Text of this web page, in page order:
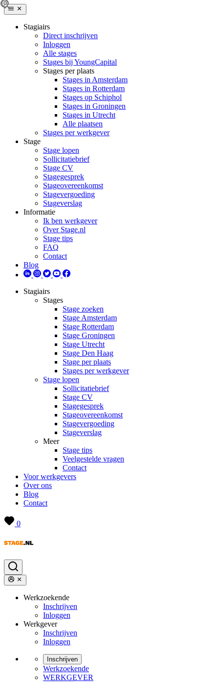
Stagiairs
Direct inschrijven
Inloggen
Alle stages
Stages bij YoungCapital
Stages per plaats
Stages in Amsterdam
Stages in Rotterdam
Stages op Schiphol
Stages in Groningen
Stages in Utrecht
Alle plaatsen
Stages per werkgever
Stage
Stage lopen
Sollicitatiebrief
Stage CV
Stagegesprek
Stageovereenkomst
Stagevergoeding
Stageverslag
Informatie
Ik ben werkgever
Over Stage.nl
Stage tips
FAQ
Contact
Blog
Stagiairs
Stages
Stage zoeken
Stage Amsterdam
Stage Rotterdam
Stage Groningen
Stage Utrecht
Stage Den Haag
Stage per plaats
Stages per werkgever
Stage lopen
Sollicitatiebrief
Stage CV
Stagegesprek
Stageovereenkomst
Stagevergoeding
Stageverslag
Meer
Stage tips
Veelgestelde vragen
Contact
Voor werkgevers
Over ons
Blog
Contact
0
Werkzoekende
Inschrijven
Inloggen
Werkgever
Inschrijven
Inloggen
Inschrijven
Werkzoekende
WERKGEVER